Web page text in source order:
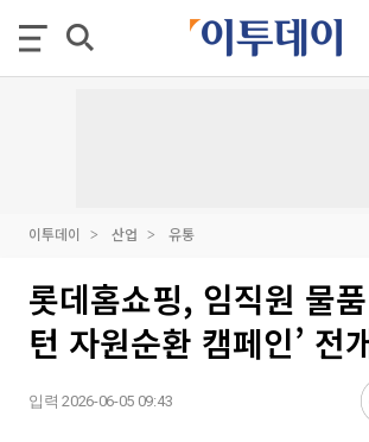
이투데이 산업 유통
롯데홈쇼핑, 임직원 물
턴 자원순환 캠페인’ 전
입력 2026-06-05 09:43